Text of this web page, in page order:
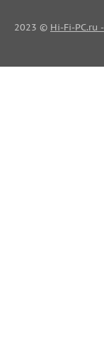
2023 © Hi-Fi-PC.ru